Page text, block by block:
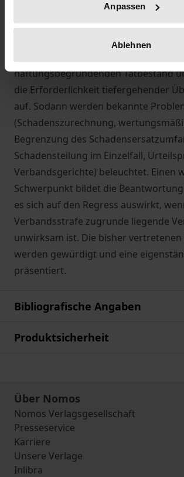
Anpassen
Ablehnen
beim Zuschauer stellen, aufgreift und
erörtert.
haftungsbegründenden Tatbestand
die Erforderlichkeit tiefergehender
auf. Sodann werden bekannte
(Schadenszurechnung,
Begrenzung des
Schadensteilung im Einzelfall,
Verbandsgerichte) beleuchtet. Einen
Schwerpunkt bildet die
es sich auf den Regress auswirkt,
Verbandsstrafe zugrunde liegende
unwirksam ist. Die bisher
werden gewürdigt und eine
präsentiert.
Bibliografische Angaben
Produktsicherheit
Über Nomos
Nomos Verlagsgesellschaft
Presseservice
Karriere
Unsere Verlage
Inlibra